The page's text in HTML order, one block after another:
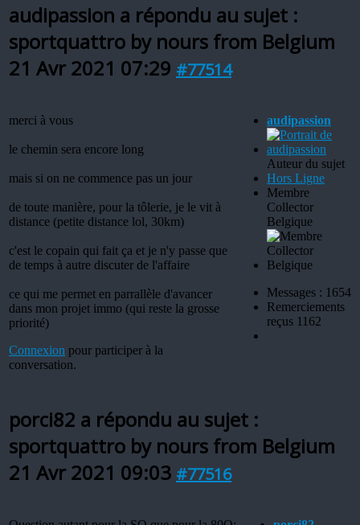
audipassion a répondu au sujet :
sportquattro by nours from Belgium
21 Avr 2021 07:29 #77514
merci à vous
le chemin sera encore long
mais si on ne commence pas un jour
de toute manière, pour la tôlerie, je le vit à
distance (petite distance lol, 30km)
c'est le copain qui fait ça et je n'y passe que
de temps à autre discuter de l'affaire
ce qui me permet en parrallèle d'avancer
dans mon projet immo (qui reste la grosse
priorité)
Connexion pour participer à la
conversation.
audipassion
Auteur du sujet
Hors Ligne
Membre
Collector
Belgique
Messages : 1654
Remerciements
reçus 1162
porci82 a répondu au sujet :
sportquattro by nours from Belgium
21 Avr 2021 09:03 #77516